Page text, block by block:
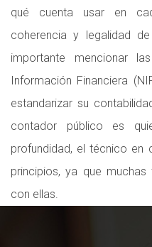
qué cuenta usar en
coherencia y legalidad
importante mencionar
Información Financiera
estandarizar su
contador público es
profundidad, el técnico en
principios, ya que
con ellas.